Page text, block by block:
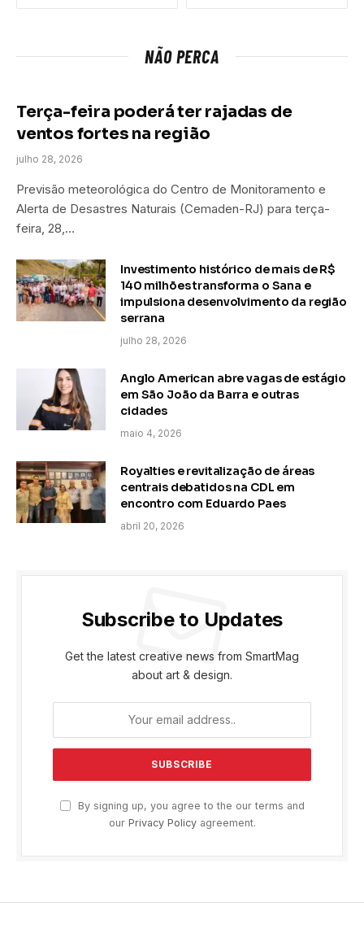
NÃO PERCA
Terça-feira poderá ter rajadas de
ventos fortes na região
julho 28, 2026
Previsão meteorológica do Centro de Monitoramento e
Alerta de Desastres Naturais (Cemaden-RJ) para terça-
feira, 28,…
Investimento histórico de mais de R$
140 milhões transforma o Sana e
impulsiona desenvolvimento da região
serrana
julho 28, 2026
Anglo American abre vagas de estágio
em São João da Barra e outras
cidades
maio 4, 2026
Royalties e revitalização de áreas
centrais debatidos na CDL em
encontro com Eduardo Paes
abril 20, 2026
Subscribe to Updates
Get the latest creative news from SmartMag
about art & design.
By signing up, you agree to the our terms and
our Privacy Policyagreement.